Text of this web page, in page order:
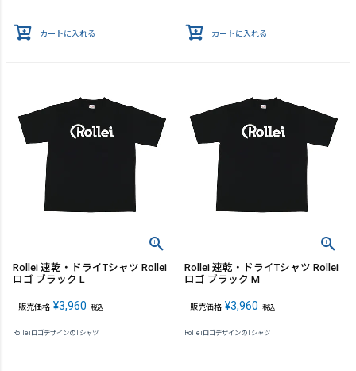
カートに入れる カートに入れる
Rollei 速乾・ドライTシャツ Rollei
ロゴ ブラック L
販売価格 ¥3,960 税込
RolleiロゴデザインのTシャツ
Rollei 速乾・ドライTシャツ Rollei
ロゴ ブラック M
販売価格 ¥3,960 税込
RolleiロゴデザインのTシャツ